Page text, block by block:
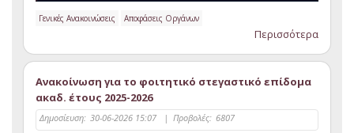
Γενικές Ανακοινώσεις Αποφάσεις Οργάνων
Περισσότερα
Ανακοίνωση για το φοιτητικό στεγαστικό επίδομα
ακαδ. έτους 2025-2026
Δημοσίευση: 30-06-2026 15:07 | Προβολές: 6807